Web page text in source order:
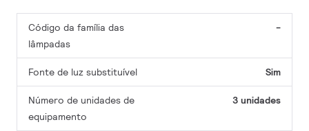
Código da família das
lâmpadas
-
Fonte de luz substituível Sim
Número de unidades de
equipamento
3 unidades